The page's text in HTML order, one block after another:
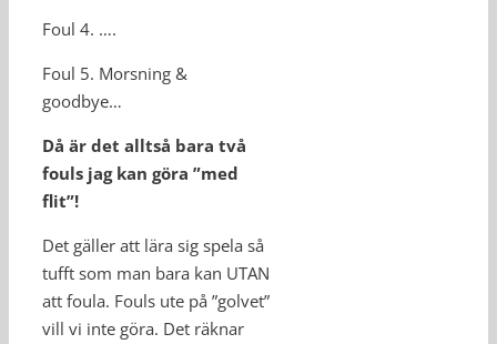
Foul 4. ….
Foul 5. Morsning &
goodbye…
Då är det alltså bara två
fouls jag kan göra ”med
flit”!
Det gäller att lära sig spela så
tufft som man bara kan UTAN
att foula. Fouls ute på ”golvet”
vill vi inte göra. Det räknar